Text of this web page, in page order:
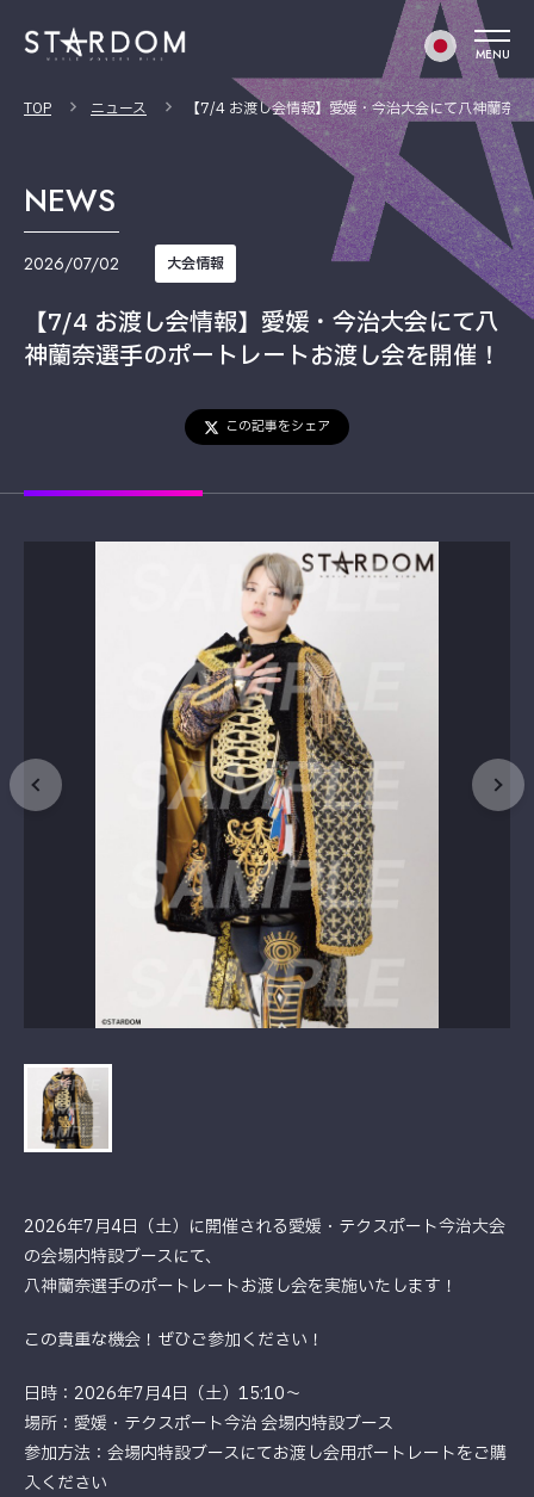
MENU
TOP ニュース 【7/4 お渡し会情報】愛媛・今治大会にて八神蘭奈
NEWS
2026/07/02 大会情報
【7/4 お渡し会情報】愛媛・今治大会にて八
神蘭奈選手のポートレートお渡し会を開催！
この記事をシェア
2026年7月4日（土）に開催される愛媛・テクスポート今治大会
の会場内特設ブースにて、
八神蘭奈選手のポートレートお渡し会を実施いたします！
この貴重な機会！ぜひご参加ください！
日時：2026年7月4日（土）15:10～
場所：愛媛・テクスポート今治 会場内特設ブース
参加方法：会場内特設ブースにてお渡し会用ポートレートをご購
入ください